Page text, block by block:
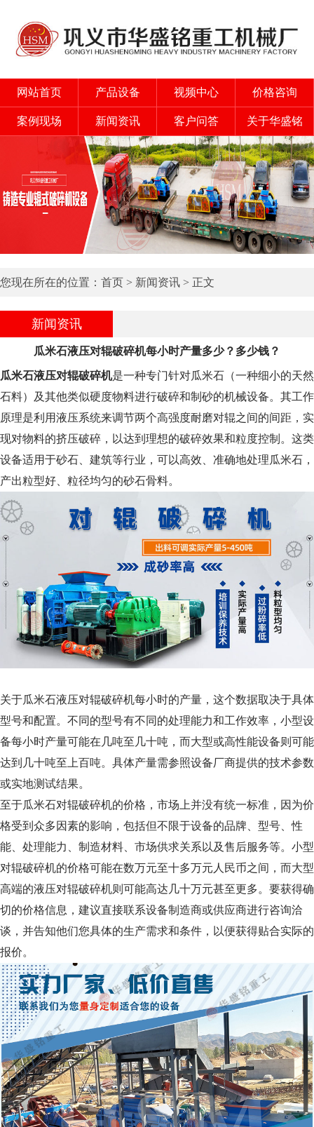
网站首页 产品设备 视频中心 价格咨询
案例现场 新闻资讯 客户问答 关于华盛铭
您现在所在的位置： 首页 > 新闻资讯 > 正文
新闻资讯
瓜米石液压对辊破碎机每小时产量多少？多少钱？
瓜米石液压对辊破碎机是一种专门针对瓜米石（一种细小的天然
石料）及其他类似硬度物料进行破碎和制砂的机械设备。其工作
原理是利用液压系统来调节两个高强度耐磨对辊之间的间距，实
现对物料的挤压破碎，以达到理想的破碎效果和粒度控制。这类
设备适用于砂石、建筑等行业，可以高效、准确地处理瓜米石，
产出粒型好、粒径均匀的砂石骨料。
关于瓜米石液压对辊破碎机每小时的产量，这个数据取决于具体
型号和配置。不同的型号有不同的处理能力和工作效率，小型设
备每小时产量可能在几吨至几十吨，而大型或高性能设备则可能
达到几十吨至上百吨。具体产量需参照设备厂商提供的技术参数
或实地测试结果。
至于瓜米石对辊破碎机的价格，市场上并没有统一标准，因为价
格受到众多因素的影响，包括但不限于设备的品牌、型号、性
能、处理能力、制造材料、市场供求关系以及售后服务等。小型
对辊破碎机的价格可能在数万元至十多万元人民币之间，而大型
高端的液压对辊破碎机则可能高达几十万元甚至更多。要获得确
切的价格信息，建议直接联系设备制造商或供应商进行咨询洽
谈，并告知他们您具体的生产需求和条件，以便获得贴合实际的
报价。